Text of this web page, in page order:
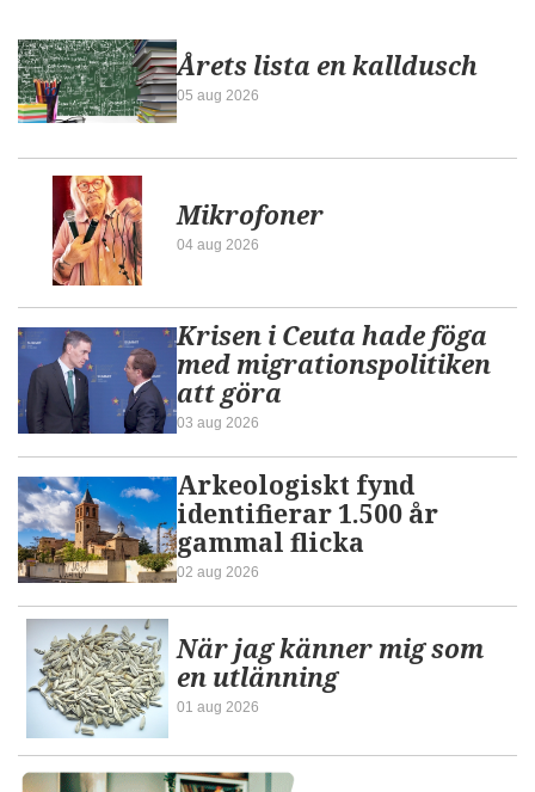
Årets lista en kalldusch
05 aug 2026
Mikrofoner
04 aug 2026
Krisen i Ceuta hade föga
med migrationspolitiken
att göra
03 aug 2026
Arkeologiskt fynd
identifierar 1.500 år
gammal flicka
02 aug 2026
När jag känner mig som
en utlänning
01 aug 2026